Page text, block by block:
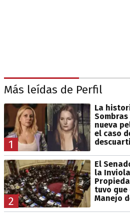
Más leídas de Perfil
1
La
nueva
el caso
2
El
la
tuvo que
Manejo